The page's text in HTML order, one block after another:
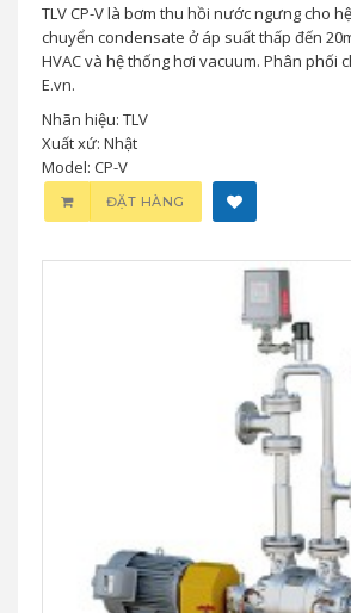
TLV CP-V là bơm thu hồi nước ngưng cho
chuyển condensate ở áp suất thấp đến
HVAC và hệ thống hơi vacuum. Phân phối
E.vn.
Nhãn hiệu: TLV
Xuất xứ: Nhật
Model: CP-V
ĐẶT HÀNG